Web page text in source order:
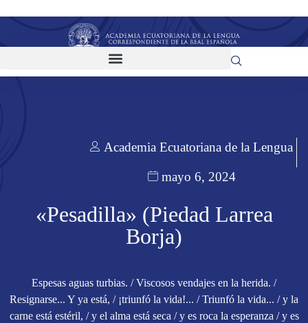
Academia Ecuatoriana de la Lengua
mayo 6, 2024
«Pesadilla» (Piedad Larrea
Borja)
Espesas aguas turbias. / Viscosos vendajes en la herida. /
Resignarse... Y ya está, / ¡triunfó la vida!... / Triunfó la vida... / y la
carne está estéril, / y el alma está seca / y es roca la esperanza / y es